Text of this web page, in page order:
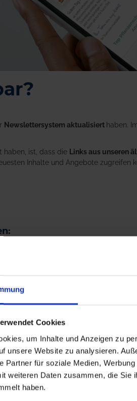
Cookies
um Inhalte und Anzeigen zu
unsere Website zu analysieren.
Partner für soziale Medien,
weiteren Daten zusammen, die
haben.
Newslettersystem aktualisiert haben.
haben, ist, dass die Links aus unseren
Inhalte und Angebote
Versandkostenfrei ab 250€
Newsletter:
kostenloser Newsletter